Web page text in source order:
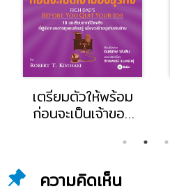
เตรียมตัวให้พร้อม
ก่อนจะเป็นเจ้าของ
Quit Your Job
ความคิดเห็น